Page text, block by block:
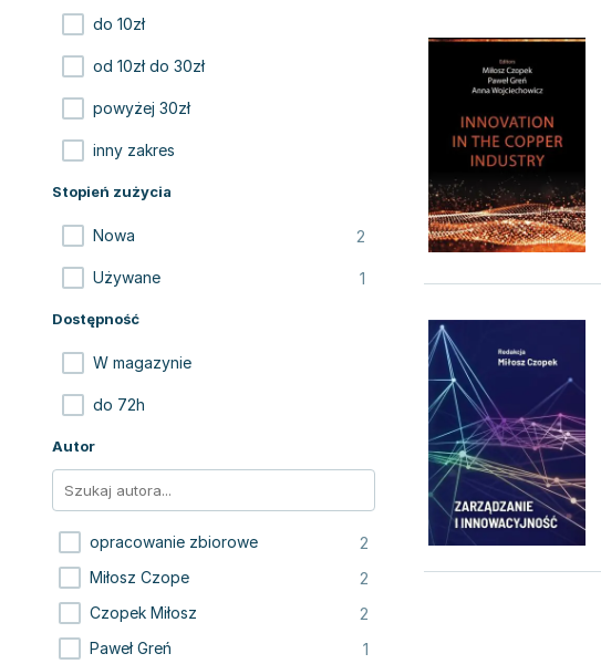
do 10zł
od 10zł do 30zł
powyżej 30zł
inny zakres
Stopień zużycia
Nowa 2
Używane 1
Dostępność
W magazynie
do 72h
Autor
opracowanie zbiorowe 2
Miłosz Czope 2
Czopek Miłosz 2
Paweł Greń 1